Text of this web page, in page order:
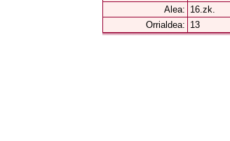
Alea: 16.zk.
Orrialdea: 13